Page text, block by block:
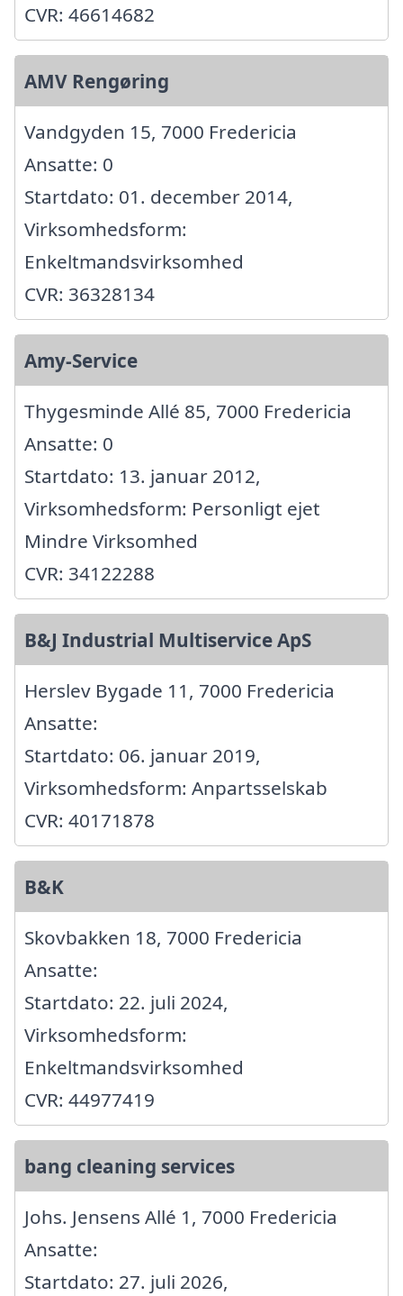
CVR: 46614682
AMV Rengøring
Vandgyden 15, 7000 Fredericia
Ansatte: 0
Startdato: 01. december 2014,
Virksomhedsform:
Enkeltmandsvirksomhed
CVR: 36328134
Amy-Service
Thygesminde Allé 85, 7000 Fredericia
Ansatte: 0
Startdato: 13. januar 2012,
Virksomhedsform: Personligt ejet
Mindre Virksomhed
CVR: 34122288
B&J Industrial Multiservice ApS
Herslev Bygade 11, 7000 Fredericia
Ansatte:
Startdato: 06. januar 2019,
Virksomhedsform: Anpartsselskab
CVR: 40171878
B&K
Skovbakken 18, 7000 Fredericia
Ansatte:
Startdato: 22. juli 2024,
Virksomhedsform:
Enkeltmandsvirksomhed
CVR: 44977419
bang cleaning services
Johs. Jensens Allé 1, 7000 Fredericia
Ansatte:
Startdato: 27. juli 2026,